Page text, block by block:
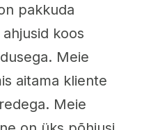
pakkuda
koos
Meie
aitama kliente
Meie